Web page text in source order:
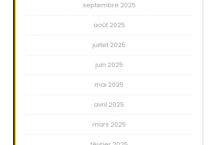
septembre 2025
août 2025
juillet 2025
juin 2025
mai 2025
avril 2025
mars 2025